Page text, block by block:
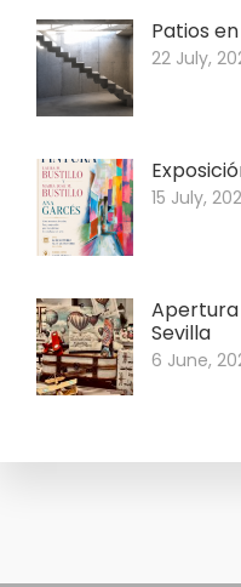
Patios
22 July,
15 July,
Apertura
Sevilla
6 June,